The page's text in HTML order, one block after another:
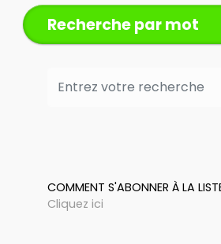
Recherche par mot
COMMENT S'ABONNER À LA
Cliquez ici